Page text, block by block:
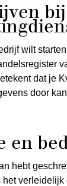
wilt
dat je
door
en
hebt
verleidelijk